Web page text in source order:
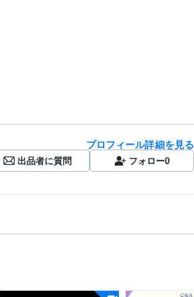
プロフィール詳細を見る
出品者に質問 フォロー0